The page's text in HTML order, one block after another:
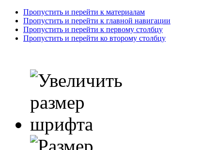
Пропустить и перейти к материалам
Пропустить и перейти к главной навигации
Пропустить и перейти к первому столбцу
Пропустить и перейти ко второму столбцу